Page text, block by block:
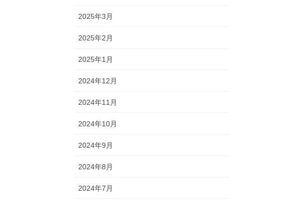
2025年3月
2025年2月
2025年1月
2024年12月
2024年11月
2024年10月
2024年9月
2024年8月
2024年7月